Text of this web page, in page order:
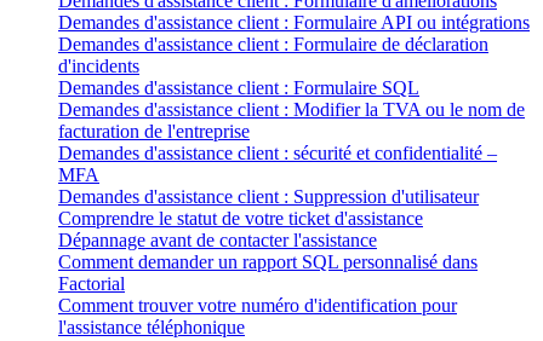
Demandes d'assistance client : Formulaire API ou intégrations
Demandes d'assistance client : Formulaire de déclaration
d'incidents
Demandes d'assistance client : Formulaire SQL
Demandes d'assistance client : Modifier la TVA ou le nom de
facturation de l'entreprise
Demandes d'assistance client : sécurité et confidentialité –
MFA
Demandes d'assistance client : Suppression d'utilisateur
Comprendre le statut de votre ticket d'assistance
Dépannage avant de contacter l'assistance
Comment demander un rapport SQL personnalisé dans
Factorial
Comment trouver votre numéro d'identification pour
l'assistance téléphonique